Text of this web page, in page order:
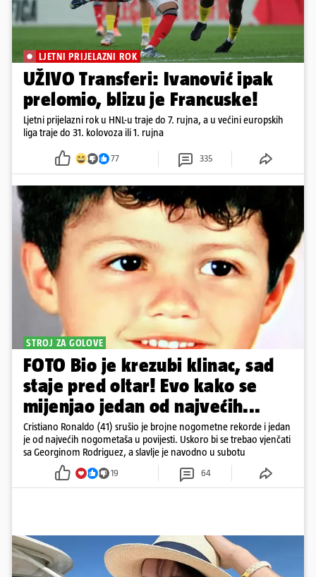
LJETNI PRIJELAZNI ROK
UŽIVO Transferi: Ivanović ipak
prelomio, blizu je Francuske!
Ljetni prijelazni rok u HNL-u traje do 7. rujna, a u većini europskih
liga traje do 31. kolovoza ili 1. rujna
77 335
STROJ ZA GOLOVE
FOTO Bio je krezubi klinac, sad
staje pred oltar! Evo kako se
mijenjao jedan od najvećih...
Cristiano Ronaldo (41) srušio je brojne nogometne rekorde i jedan
je od najvećih nogometaša u povijesti. Uskoro bi se trebao vjenčati
sa Georginom Rodriguez, a slavlje je navodno u subotu
19 64